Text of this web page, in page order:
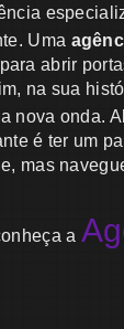
Uma
abrir
na sua
nova onda.
é ter um
mas
a